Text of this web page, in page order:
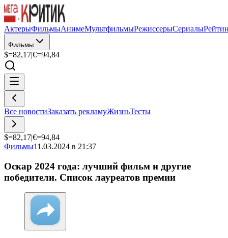
АктерыФильмыАнимеМультфильмыРежиссерыСериалы
Фильмы
$=82,17|€=94,84
Все новостиЗаказать рекламуЖизньТесты
$=82,17|€=94,84
Фильмы11.03.2024 в 21:37
Оскар 2024 года: лучший фильм и другие
победители. Список лауреатов премии